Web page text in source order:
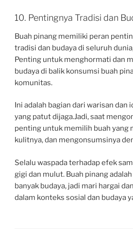
10. Pentingnya Tradisi dan
Buah pinang memiliki peran
tradisi dan budaya di seluruh
Penting untuk menghormati dan
budaya di balik konsumsi buah
komunitas.
Ini adalah bagian dari warisan dan
yang patut dijaga.Jadi, saat
penting untuk memilih buah yang
kulitnya, dan mengonsumsinya
Selalu waspada terhadap efek
gigi dan mulut. Buah pinang
banyak budaya, jadi mari hargai
dalam konteks sosial dan budaya